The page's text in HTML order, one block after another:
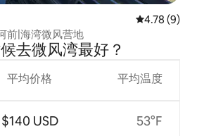
平均评分
4.78 (9)
前|海湾微风营地
去微风湾最好？
平均价格
$140 USD
平均温度
53°F